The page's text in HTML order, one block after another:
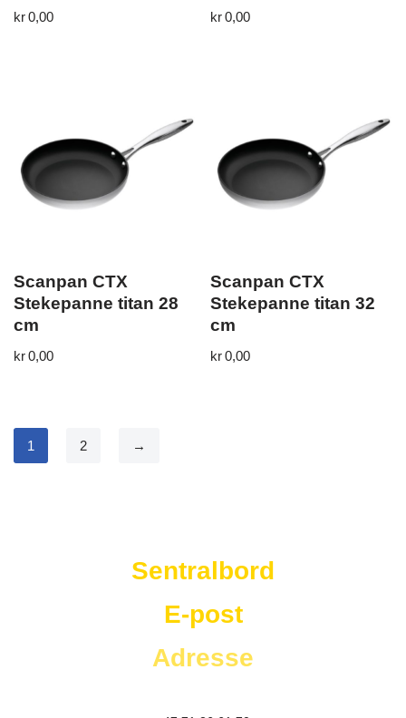
kr0,00 kr0,00
Scanpan CTX
Stekepanne titan 28
cm
kr0,00
Scanpan CTX
Stekepanne titan 32
cm
kr0,00
1 2 →
Sentralbord
E-post
Adresse